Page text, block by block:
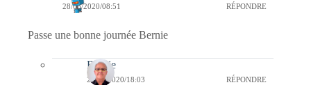
28/08/2020/08:51 RÉPONDRE
Passe une bonne journée Bernie
Bernie
28/08/2020/18:03 RÉPONDRE